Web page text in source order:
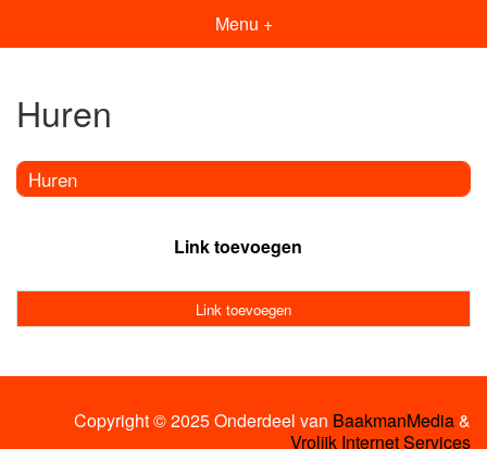
Menu +
Huren
Huren
Link toevoegen
Link toevoegen
Copyright © 2025 Onderdeel van BaakmanMedia&
Vrolijk Internet Services